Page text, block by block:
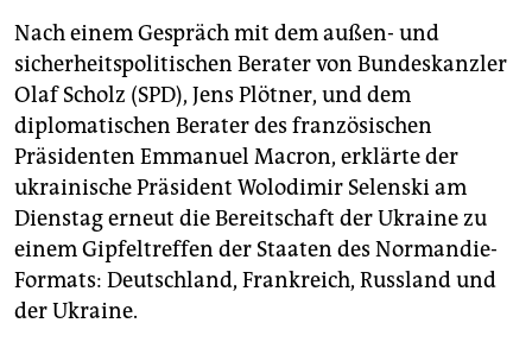
Nach einem Gespräch mit dem außen- und
sicherheitspolitischen Berater von Bundeskanzler
Olaf Scholz (SPD), Jens Plötner, und dem
diplomatischen Berater des französischen
Präsidenten Emmanuel Macron, erklärte der
ukrainische Präsident Wolodimir Selenski am
Dienstag erneut die Bereitschaft der Ukraine zu
einem Gipfeltreffen der Staaten des Normandie-
Formats: Deutschland, Frankreich, Russland und
der Ukraine.